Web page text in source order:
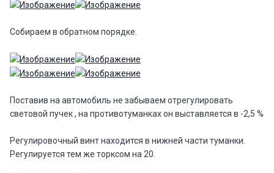
Собираем в обратном порядке.
Поставив на автомобиль не забываем отрегулировать
световой пучек , на противотуманках он выставляется в -2,5 %
Регулировочный винт находится в нижней части туманки.
Регулируется тем же торксом на 20.